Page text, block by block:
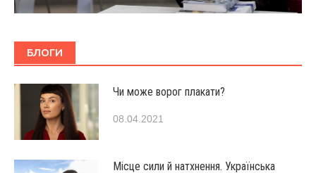
БЛОГИ
Чи може ворог плакати?
08.04.2021
Місце сили й натхнення. Українська